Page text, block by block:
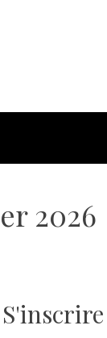
2026